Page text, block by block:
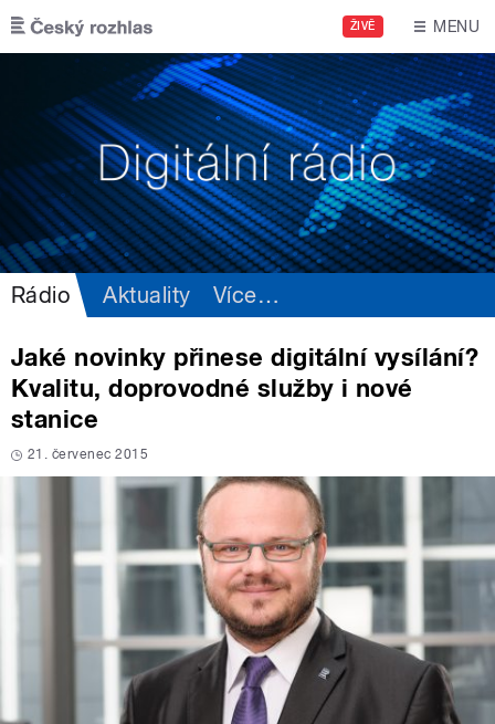
Přejít k hlavnímu obsahu
ŽIVĚ MENU
Rádio Aktuality Více…
Jaké novinky přinese digitální vysílání?
Kvalitu, doprovodné služby i nové
stanice
21. červenec 2015